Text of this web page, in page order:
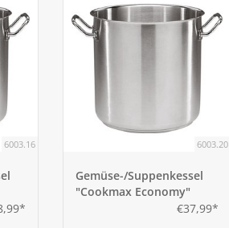
6003.16 6003.20
Gemüse-/Suppenkessel
"Cookmax Economy"
€37,99*